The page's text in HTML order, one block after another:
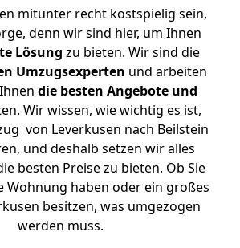
mitunter recht kostspielig sein,
denn wir sind hier, um Ihnen
Lösung zu bieten. Wir sind die
Umzugsexperten und arbeiten
die besten Angebote und
Wir wissen, wie wichtig es ist,
von Leverkusen nach Beilstein
und deshalb setzen wir alles
besten Preise zu bieten. Ob Sie
Wohnung haben oder ein großes
besitzen, was umgezogen
werden muss.